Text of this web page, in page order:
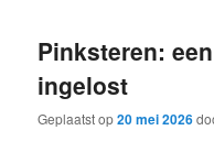
Pinksteren:
ingelost
Geplaatst op20 mei 2026